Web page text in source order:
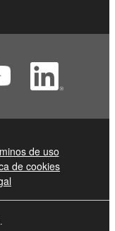
de uso
de cookies